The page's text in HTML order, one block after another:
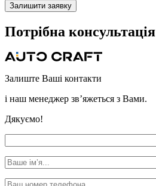
Залишити заявку
Потрібна консультація
Залиште Ваші контакти
і наш менеджер зв’яжеться з Вами.
Дякуємо!